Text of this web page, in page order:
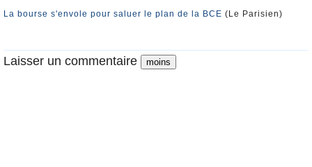
La bourse s'envole pour saluer le plan de la BCE (Le Parisien)
Laisser un commentaire